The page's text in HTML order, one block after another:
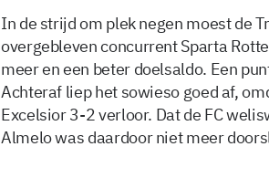
In de strijd om plek negen moest de
overgebleven concurrent Sparta
meer en een beter doelsaldo. Een
Achteraf liep het sowieso goed af,
Excelsior 3-2 verloor. Dat de FC
Almelo was daardoor niet meer